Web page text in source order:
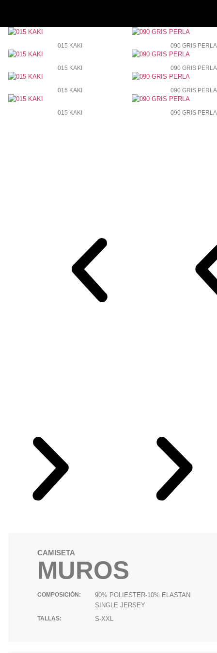
015 KAKI
015 KAKI
015 KAKI
015 KAKI
090 GRIS PERLA
090 GRIS PERLA
090 GRIS PERLA
090 GRIS PERLA
CAMISETA
MUROS
COMPOSICIÓN:
90% POLIESTER-10% ELASTAN
SINGLE JERSEY
TALLAS: S-XXL